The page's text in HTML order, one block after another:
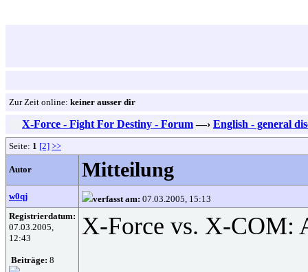
Zur Zeit online: keiner ausser dir
X-Force - Fight For Destiny - Forum —› English - general
Seite: 1 [2] >>
Autor Mitteilung
w0qj verfasst am: 07.03.2005, 15:13
Registrierdatum:
07.03.2005,
12:43
Beiträge: 8
X-Force vs. X-COM: